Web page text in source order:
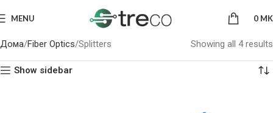
MENU 0
Дома Fiber Optics Splitters Showing all 4 results
Show sidebar